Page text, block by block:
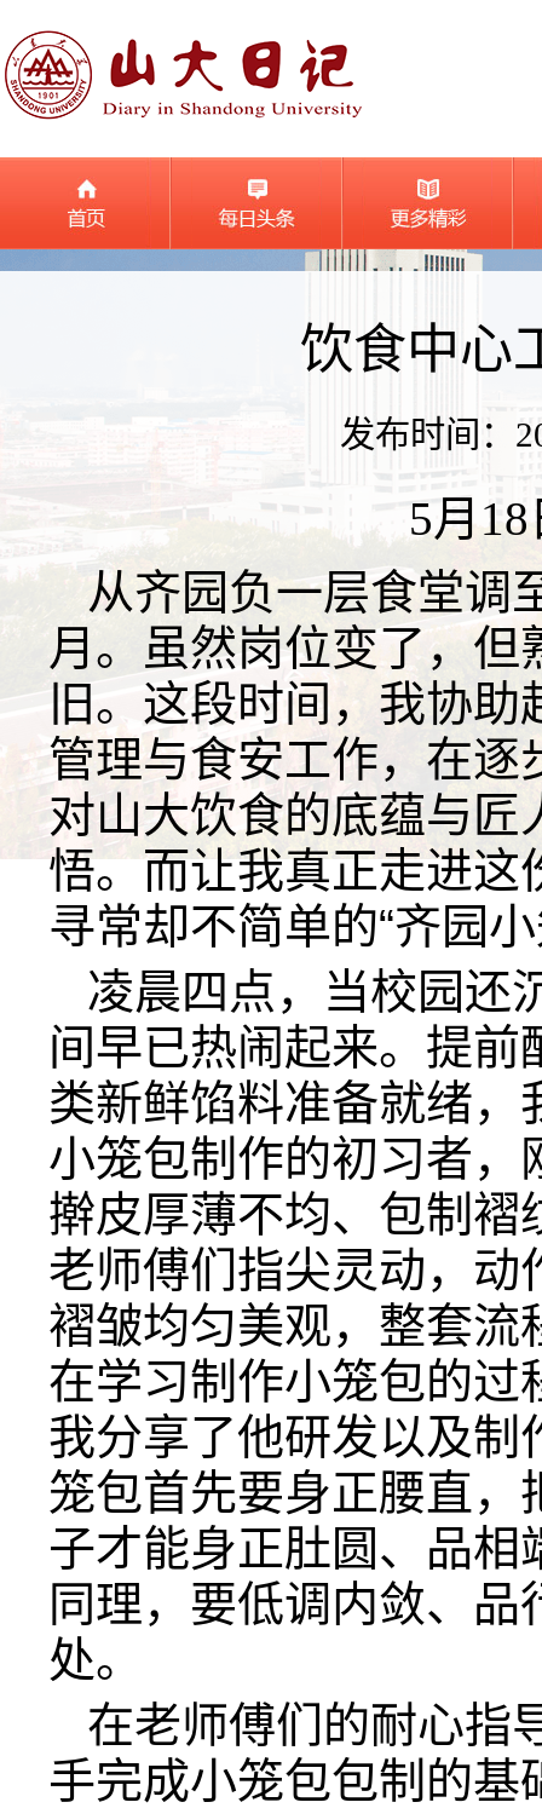
饮食中心
发布时间：
5月
从齐园负一层食堂调
月。虽然岗位变了，
旧。这段时间，我协
管理与食安工作，在逐
对山大饮食的底蕴与
悟。而让我真正走进这
寻常却不简单的“齐园
凌晨四点，当校园还
间早已热闹起来。提
类新鲜馅料准备就绪
小笼包制作的初习者，
擀皮厚薄不均、包制褶
老师傅们指尖灵动，动
褶皱均匀美观，整套流
在学习制作小笼包的过
我分享了他研发以及制
笼包首先要身正腰直
子才能身正肚圆、品
同理，要低调内敛、
处。
在老师傅们的耐心指
手完成小笼包包制的